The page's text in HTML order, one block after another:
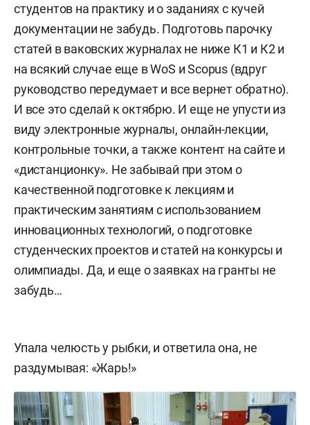
студентов на практику и о заданиях с кучей
документации не забудь. Подготовь парочку
статей в ваковских журналах не ниже К1 и К2 и
на всякий случае еще в WoS и Scopus (вдруг
руководство передумает и все вернет обратно).
И все это сделай к октябрю. И еще не упусти из
виду электронные журналы, онлайн-лекции,
контрольные точки, а также контент на сайте и
«дистанционку». Не забывай при этом о
качественной подготовке к лекциям и
практическим занятиям с использованием
инновационных технологий, о подготовке
студенческих проектов и статей на конкурсы и
олимпиады. Да, и еще о заявках на гранты не
забудь…
Упала челюсть у рыбки, и ответила она, не
раздумывая: «Жарь!»